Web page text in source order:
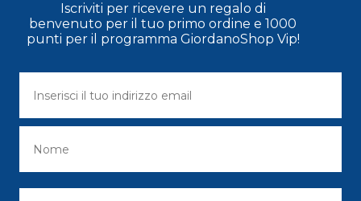
Iscriviti per ricevere un regalo di
benvenuto per il tuo primo ordine e 1000
punti per il programma GiordanoShop Vip!